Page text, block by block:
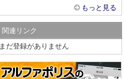
もっと見る
関連リンク
まだ登録がありません